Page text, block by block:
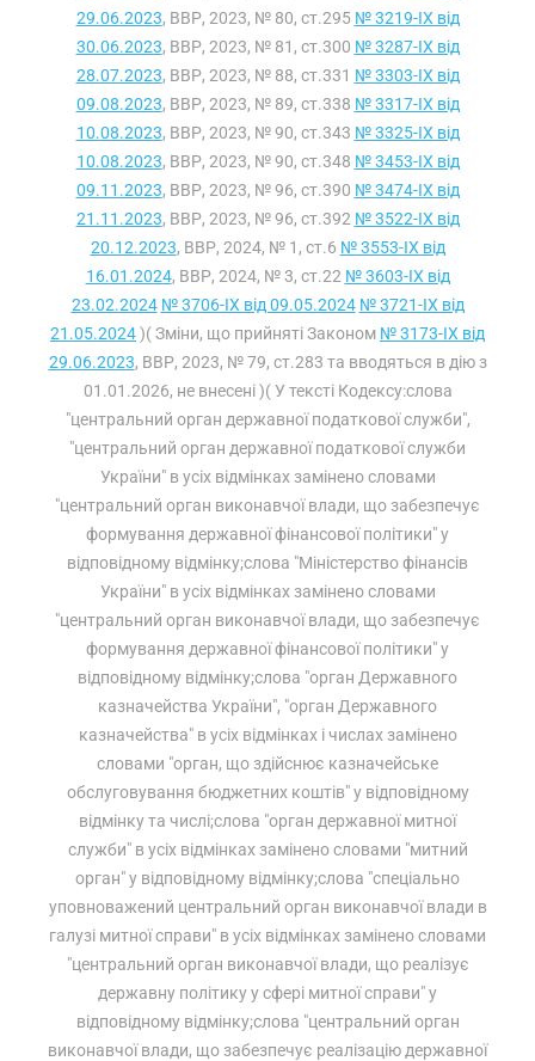
29.06.2023, ВВР, 2023, № 80, ст.295 № 3219-IX від
30.06.2023, ВВР, 2023, № 81, ст.300 № 3287-IX від
28.07.2023, ВВР, 2023, № 88, ст.331 № 3303-IX від
09.08.2023, ВВР, 2023, № 89, ст.338 № 3317-IX від
10.08.2023, ВВР, 2023, № 90, ст.343 № 3325-IX від
10.08.2023, ВВР, 2023, № 90, ст.348 № 3453-IX від
09.11.2023, ВВР, 2023, № 96, ст.390 № 3474-IX від
21.11.2023, ВВР, 2023, № 96, ст.392 № 3522-IX від
20.12.2023, ВВР, 2024, № 1, ст.6 № 3553-IX від
16.01.2024, ВВР, 2024, № 3, ст.22 № 3603-IX від
23.02.2024 № 3706-IX від 09.05.2024 № 3721-IX від
21.05.2024)( Зміни, що прийняті Законом № 3173-IX від
29.06.2023, ВВР, 2023, № 79, ст.283 та вводяться в дію з
01.01.2026, не внесені )( У тексті Кодексу:слова
"центральний орган державної податкової служби",
"центральний орган державної податкової служби
України" в усіх відмінках замінено словами
"центральний орган виконавчої влади, що забезпечує
формування державної фінансової політики" у
відповідному відмінку;слова "Міністерство фінансів
України" в усіх відмінках замінено словами
"центральний орган виконавчої влади, що забезпечує
формування державної фінансової політики" у
відповідному відмінку;слова "орган Державного
казначейства України", "орган Державного
казначейства" в усіх відмінках і числах замінено
словами "орган, що здійснює казначейське
обслуговування бюджетних коштів" у відповідному
відмінку та числі;слова "орган державної митної
служби" в усіх відмінках замінено словами "митний
орган" у відповідному відмінку;слова "спеціально
уповноважений центральний орган виконавчої влади в
галузі митної справи" в усіх відмінках замінено словами
"центральний орган виконавчої влади, що реалізує
державну політику у сфері митної справи" у
відповідному відмінку;слова "центральний орган
виконавчої влади, що забезпечує реалізацію державної